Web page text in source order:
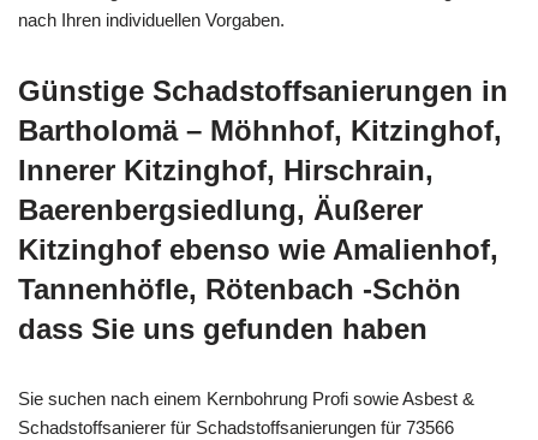
nach Ihren individuellen Vorgaben.
Günstige Schadstoffsanierungen in
Bartholomä – Möhnhof, Kitzinghof,
Innerer Kitzinghof, Hirschrain,
Baerenbergsiedlung, Äußerer
Kitzinghof ebenso wie Amalienhof,
Tannenhöfle, Rötenbach -Schön
dass Sie uns gefunden haben
Sie suchen nach einem Kernbohrung Profi sowie Asbest &
Schadstoffsanierer für Schadstoffsanierungen für 73566